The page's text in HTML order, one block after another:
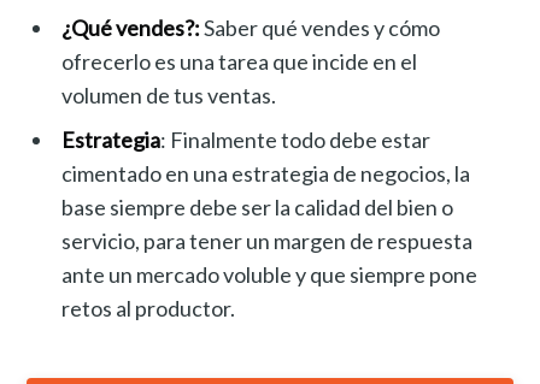
¿Qué vendes?:Saber qué vendes y cómo
ofrecerlo es una tarea que incide en el
volumen de tus ventas.
Estrategia: Finalmente todo debe estar
cimentado en una estrategia de negocios, la
base siempre debe ser la calidad del bien o
servicio, para tener un margen de respuesta
ante un mercado voluble y que siempre pone
retos al productor.